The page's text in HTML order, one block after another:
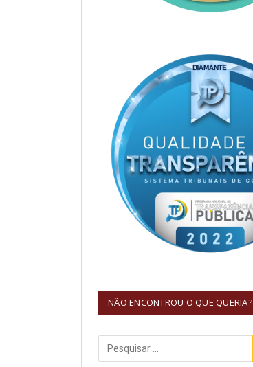
NÃO ENCONTROU O QUE QUERIA?